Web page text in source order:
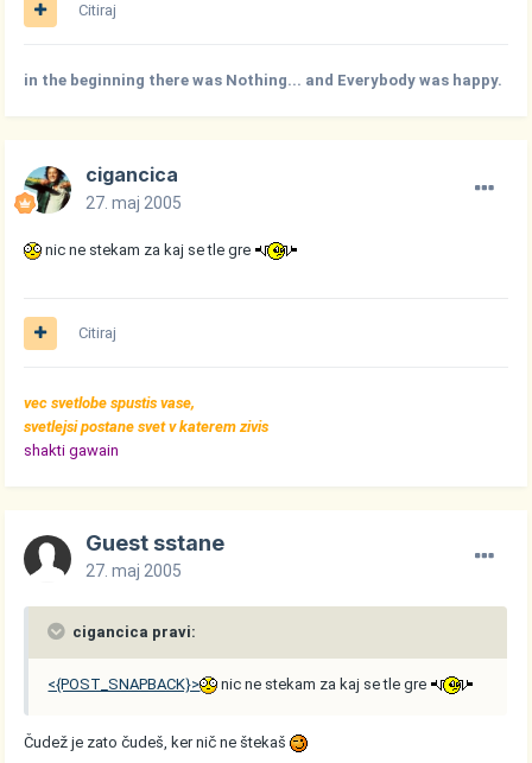
Citiraj
in the beginning there was Nothing... and Everybody was happy.
cigancica
27. maj 2005
nic ne stekam za kaj se tle gre
Citiraj
vec svetlobe spustis vase,
svetlejsi postane svet v katerem zivis
shakti gawain
Guest sstane
27. maj 2005
cigancica pravi:
<{POST_SNAPBACK}> nic ne stekam za kaj se tle gre
Čudež je zato čudeš, ker nič ne štekaš